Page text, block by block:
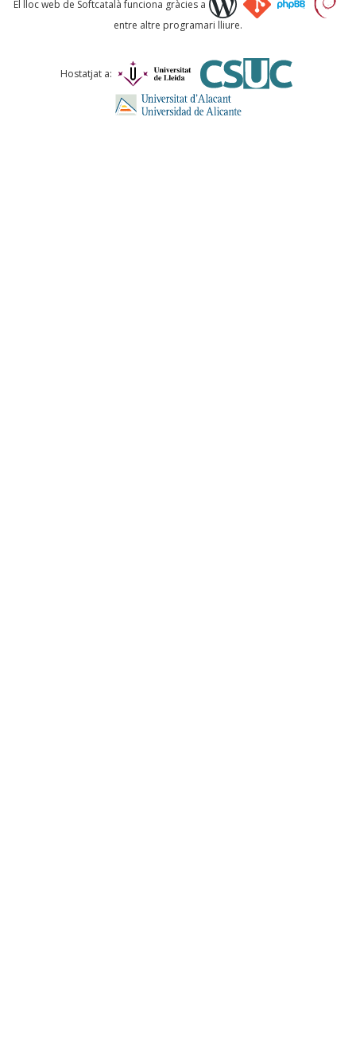
Comentari *
El lloc web de Softcatalà funciona gràcies a
entre altre programari lliure.
Hostatjat a: